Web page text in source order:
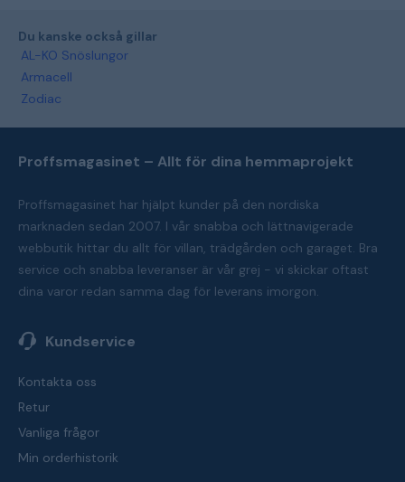
Du kanske också gillar
AL-KO Snöslungor
Armacell
Zodiac
Proffsmagasinet – Allt för dina hemmaprojekt
Proffsmagasinet har hjälpt kunder på den nordiska
marknaden sedan 2007. I vår snabba och lättnavigerade
webbutik hittar du allt för villan, trädgården och garaget. Bra
service och snabba leveranser är vår grej - vi skickar oftast
dina varor redan samma dag för leverans imorgon.
Kundservice
Kontakta oss
Retur
Vanliga frågor
Min orderhistorik